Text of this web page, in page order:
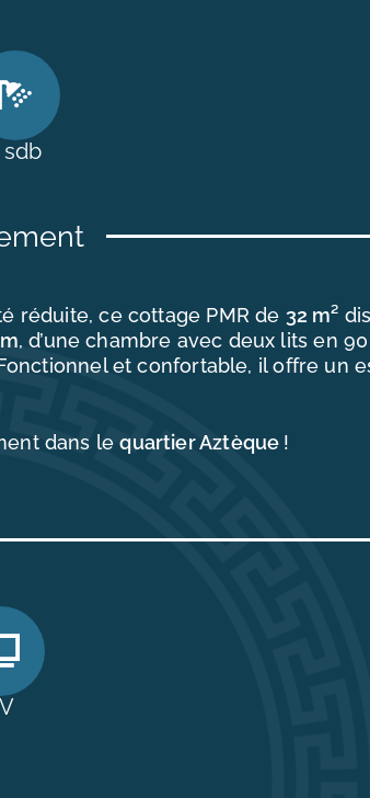
sdb
réduite, ce cottage PMR de 32 m²
, d’une chambre avec deux lits en
et confortable, il offre un
dans lequartier Aztèque !